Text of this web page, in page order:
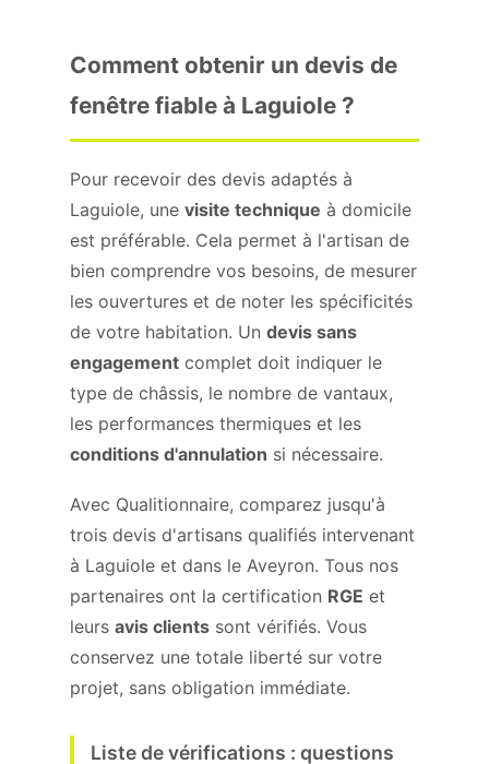
Comment obtenir un devis de
fenêtre fiable à Laguiole ?
Pour recevoir des devis adaptés à
Laguiole, une visite technique à domicile
est préférable. Cela permet à l'artisan de
bien comprendre vos besoins, de mesurer
les ouvertures et de noter les spécificités
de votre habitation. Un devis sans
engagement complet doit indiquer le
type de châssis, le nombre de vantaux,
les performances thermiques et les
conditions d'annulation si nécessaire.
Avec Qualitionnaire, comparez jusqu'à
trois devis d'artisans qualifiés intervenant
à Laguiole et dans le Aveyron. Tous nos
partenaires ont la certification RGE et
leurs avis clients sont vérifiés. Vous
conservez une totale liberté sur votre
projet, sans obligation immédiate.
Liste de vérifications : questions